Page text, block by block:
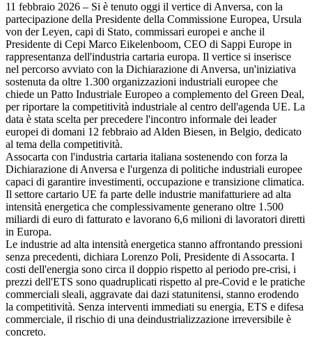
11 febbraio 2026 – Si è tenuto oggi il vertice di Anversa, con la
partecipazione della Presidente della Commissione Europea, Ursula
von der Leyen, capi di Stato, commissari europei e anche il
Presidente di Cepi Marco Eikelenboom, CEO di Sappi Europe in
rappresentanza dell'industria cartaria europa. Il vertice si inserisce
nel percorso avviato con la Dichiarazione di Anversa, un'iniziativa
sostenuta da oltre 1.300 organizzazioni industriali europee che
chiede un Patto Industriale Europeo a complemento del Green Deal,
per riportare la competitività industriale al centro dell'agenda UE. La
data è stata scelta per precedere l'incontro informale dei leader
europei di domani 12 febbraio ad Alden Biesen, in Belgio, dedicato
al tema della competitività.
Assocarta con l'industria cartaria italiana sostenendo con forza la
Dichiarazione di Anversa e l'urgenza di politiche industriali europee
capaci di garantire investimenti, occupazione e transizione climatica.
Il settore cartario UE fa parte delle industrie manifatturiere ad alta
intensità energetica che complessivamente generano oltre 1.500
miliardi di euro di fatturato e lavorano 6,6 milioni di lavoratori diretti
in Europa.
Le industrie ad alta intensità energetica stanno affrontando pressioni
senza precedenti, dichiara Lorenzo Poli, Presidente di Assocarta. I
costi dell'energia sono circa il doppio rispetto al periodo pre-crisi, i
prezzi dell'ETS sono quadruplicati rispetto al pre-Covid e le pratiche
commerciali sleali, aggravate dai dazi statunitensi, stanno erodendo
la competitività. Senza interventi immediati su energia, ETS e difesa
commerciale, il rischio di una deindustrializzazione irreversibile è
concreto.